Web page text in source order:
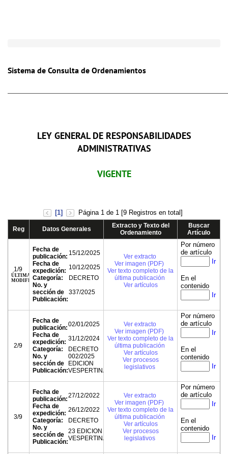
Sistema de Consulta de Ordenamientos
LEY GENERAL DE RESPONSABILIDADES
ADMINISTRATIVAS
VIGENTE
[1] Página 1 de 1 [9 Registros en total]
Reg Datos Generales
Extracto y Texto del
Ordenamiento
Buscar
Artículo
1/9
ÚLTIMA
MODIFICACIÓN
Fecha de
publicación: 15/12/2025
Fecha de
expedición: 10/12/2025
Categoría:
DECRETO
No. y
sección de
Publicación:
337/2025
Ver extracto
Ver imagen (PDF)
Ver texto completo de la
última publicación
Ver artículos
Por número
de artículo
Ir
En el
contenido
Ir
2/9
Fecha de
publicación:02/01/2025
Fecha de
expedición: 31/12/2024
Categoría:
DECRETO
No. y
sección de
Publicación:
002/2025
EDICION
VESPERTINA
Ver extracto
Ver imagen (PDF)
Ver texto completo de la
última publicación
Ver artículos
Ver procesos
legislativos
Por número
de artículo
Ir
En el
contenido
Ir
3/9
Fecha de
publicación:27/12/2022
Fecha de
expedición: 26/12/2022
Categoría:
DECRETO
No. y
sección de
Publicación:
23 EDICION
VESPERTINA
Ver extracto
Ver imagen (PDF)
Ver texto completo de la
última publicación
Ver artículos
Ver procesos
legislativos
Por número
de artículo
Ir
En el
contenido
Ir